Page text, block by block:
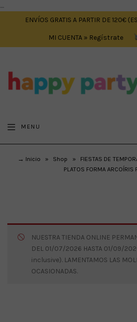
....
ENVÍOS GRATIS A PARTIR DE 120€
MI CUENTA » Regístrate
MENU
→ Inicio » Shop » FIESTAS DE
PLATOS FORMA ARCOÍRIS
NUESTRA TIENDA ONLINE
DEL 01/07/2026 HASTA 01/09/
inclusive). LAMENTAMOS LAS
OCASIONADAS.